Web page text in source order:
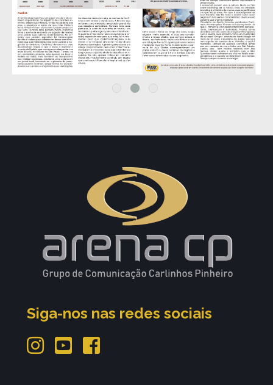
Siga-nos nas redes sociais